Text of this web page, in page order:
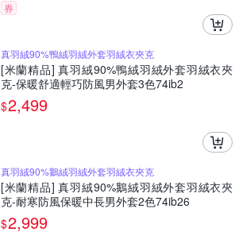
券
真羽絨90%鴨絨羽絨外套羽絨衣夾克
[米蘭精品] 真羽絨90%鴨絨羽絨外套羽絨衣夾
克-保暖舒適輕巧防風男外套3色74ib2
$2,499
真羽絨90%鵝絨羽絨外套羽絨衣夾克
[米蘭精品] 真羽絨90%鵝絨羽絨外套羽絨衣夾
克-耐寒防風保暖中長男外套2色74ib26
$2,999